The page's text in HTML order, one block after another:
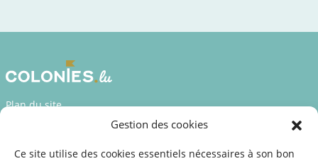
Gestion des cookies
Ce site utilise des cookies essentiels nécessaires à son bon
Plan du site
Déclaration d’accessibilité
Mentions légales